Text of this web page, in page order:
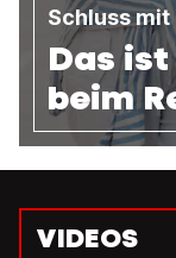
Schluss mit
Das
beim
VIDEOS